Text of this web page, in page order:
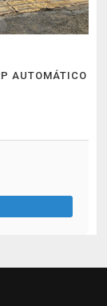
AUTOMÁTICO